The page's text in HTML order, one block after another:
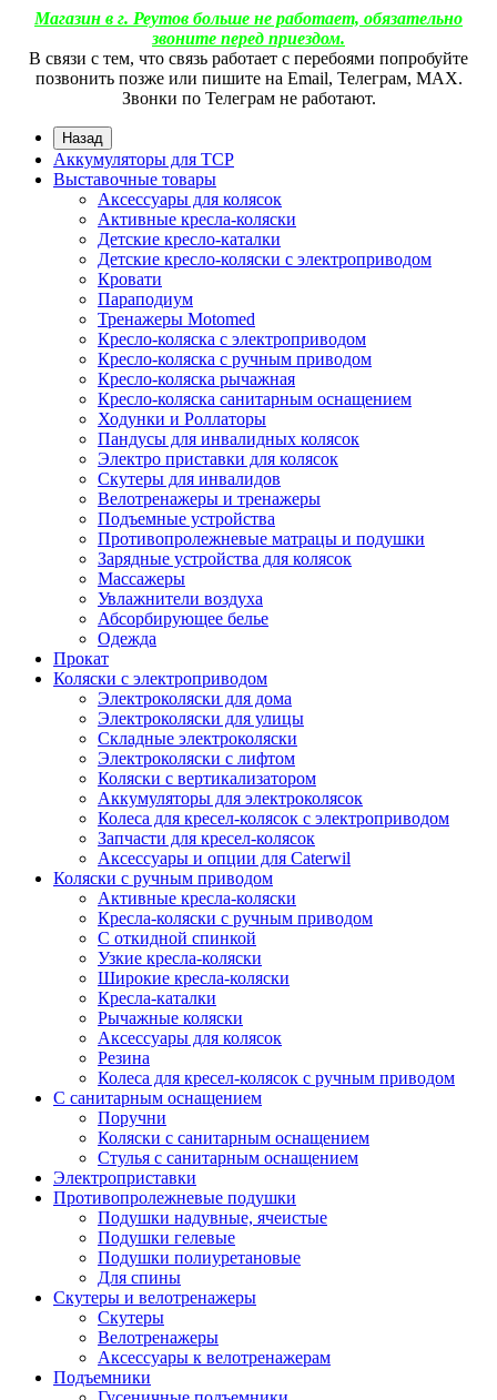
Магазин в г. Реутов больше не работает, обязательно
звоните перед приездом.
В связи с тем, что связь работает с перебоями попробуйте
позвонить позже или пишите на Email, Телеграм, МАХ.
Звонки по Телеграм не работают.
Назад
Аккумуляторы для ТСР
Выставочные товары
Аксессуары для колясок
Активные кресла-коляски
Детские кресло-каталки
Детские кресло-коляски с электроприводом
Кровати
Параподиум
Тренажеры Motomed
Кресло-коляска с электроприводом
Кресло-коляска с ручным приводом
Кресло-коляска рычажная
Кресло-коляска санитарным оснащением
Ходунки и Роллаторы
Пандусы для инвалидных колясок
Электро приставки для колясок
Скутеры для инвалидов
Велотренажеры и тренажеры
Подъемные устройства
Противопролежневые матрацы и подушки
Зарядные устройства для колясок
Массажеры
Увлажнители воздуха
Абсорбирующее белье
Одежда
Прокат
Коляски с электроприводом
Электроколяски для дома
Электроколяски для улицы
Складные электроколяски
Электроколяски с лифтом
Коляски с вертикализатором
Аккумуляторы для электроколясок
Колеса для кресел-колясок с электроприводом
Запчасти для кресел-колясок
Аксессуары и опции для Caterwil
Коляски с ручным приводом
Активные кресла-коляски
Кресла-коляски с ручным приводом
С откидной спинкой
Узкие кресла-коляски
Широкие кресла-коляски
Кресла-каталки
Рычажные коляски
Аксессуары для колясок
Резина
Колеса для кресел-колясок с ручным приводом
С санитарным оснащением
Поручни
Коляски с санитарным оснащением
Стулья с санитарным оснащением
Электроприставки
Противопролежневые подушки
Подушки надувные, ячеистые
Подушки гелевые
Подушки полиуретановые
Для спины
Скутеры и велотренажеры
Скутеры
Велотренажеры
Аксессуары к велотренажерам
Подъемники